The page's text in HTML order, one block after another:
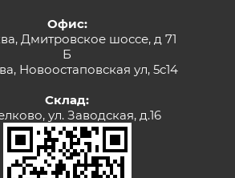
Офис:
Дмитровское шоссе, д 71
Б
Новоостаповская ул, 5с14
Склад:
ул. Заводская, д.16